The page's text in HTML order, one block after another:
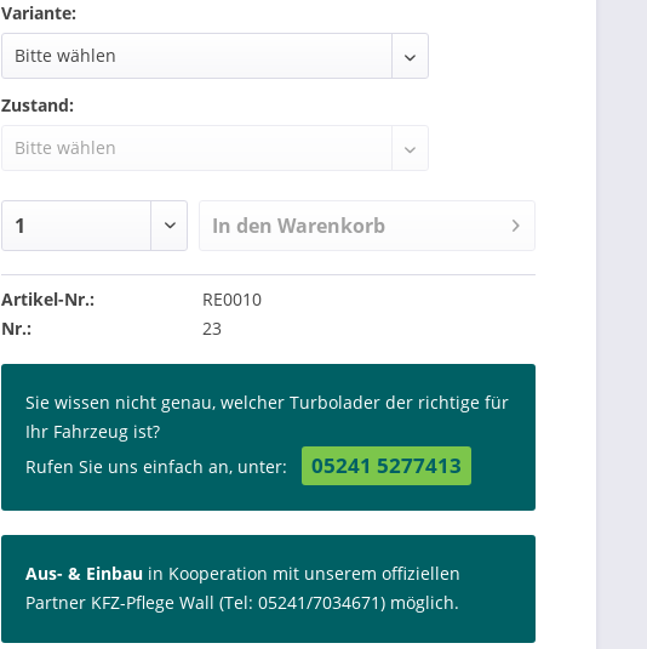
Variante:
Zustand:
In den Warenkorb
Artikel-Nr.:
RE0010
Nr.:
23
Sie wissen nicht genau, welcher Turbolader der richtige für
Ihr Fahrzeug ist?
Rufen Sie uns einfach an, unter:
05241 5277413
Aus- & Einbau in Kooperation mit unserem offiziellen
Partner KFZ-Pflege Wall (Tel: 05241/7034671) möglich.